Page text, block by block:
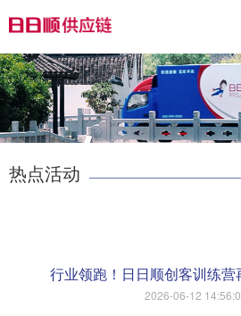
热点活动
行业领跑！日日顺创客训练营
2026-06-12